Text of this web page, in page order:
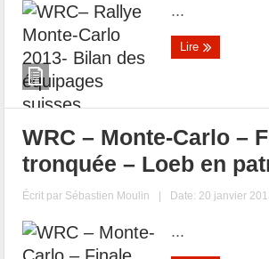
...
Lire
WRC – Monte-Carlo –
tronquée – Loeb en
Écrit par Sébastien Moulin | Date: 20 janvier
...